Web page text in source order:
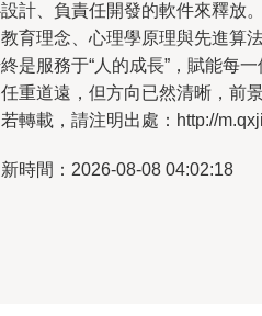
計、負責任開發的軟件來釋放
育理念、心理學原理與先進算
是服務于“人的成長”，賦能每
重道遠，但方向已然清晰，前景
轉載，請注明出處：http://
時間：2026-08-08 04:02:18